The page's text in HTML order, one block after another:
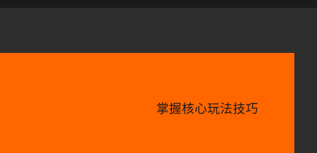
掌握核心玩法技巧